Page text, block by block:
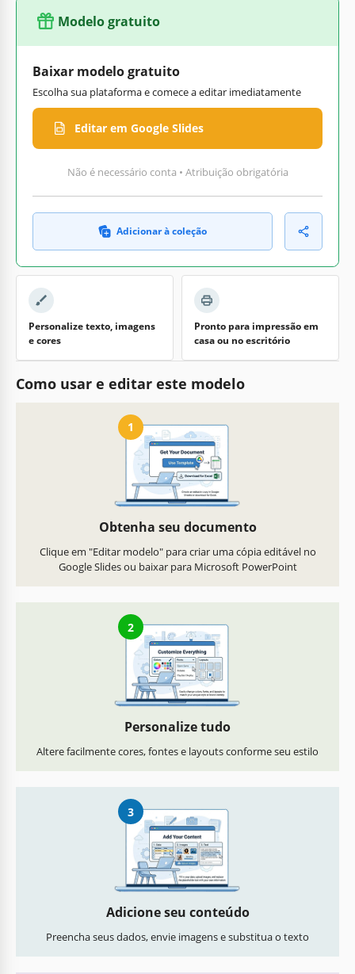
Modelo gratuito
Baixar modelo gratuito
Escolha sua plataforma e comece a editar imediatamente
Editar em Google Slides
Não é necessário conta • Atribuição obrigatória
Adicionar à coleção
Personalize texto, imagens
e cores
Pronto para impressão em
casa ou no escritório
Como usar e editar este modelo
1
Obtenha seu documento
Clique em "Editar modelo" para criar uma cópia editável no
Google Slides ou baixar para Microsoft PowerPoint
2
Personalize tudo
Altere facilmente cores, fontes e layouts conforme seu estilo
3
Adicione seu conteúdo
Preencha seus dados, envie imagens e substitua o texto